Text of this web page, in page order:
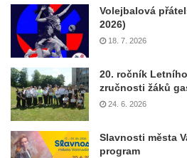
Volejbalová
2026)
18. 7. 2026
20. ročník
zručnosti žáků
24. 6. 2026
Slavnosti města
program